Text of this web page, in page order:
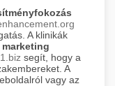
A klinikák
segít, hogy a
A
vagy az